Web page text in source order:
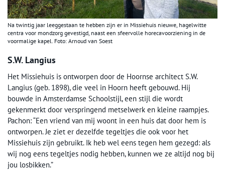
Na twintig jaar leeggestaan te hebben zijn er in Missiehuis nieuwe, hagelwitte
centra voor mondzorg gevestigd, naast een sfeervolle horecavoorziening in de
voormalige kapel. Foto: Arnoud van Soest
S.W. Langius
Het Missiehuis is ontworpen door de Hoornse architect S.W.
Langius (geb. 1898), die veel in Hoorn heeft gebouwd. Hij
bouwde in Amsterdamse Schoolstijl, een stijl die wordt
gekenmerkt door verspringend metselwerk en kleine raampjes.
Pachon: “Een vriend van mij woont in een huis dat door hem is
ontworpen. Je ziet er dezelfde tegeltjes die ook voor het
Missiehuis zijn gebruikt. Ik heb wel eens tegen hem gezegd: als
wij nog eens tegeltjes nodig hebben, kunnen we ze altijd nog bij
jou losbikken.”